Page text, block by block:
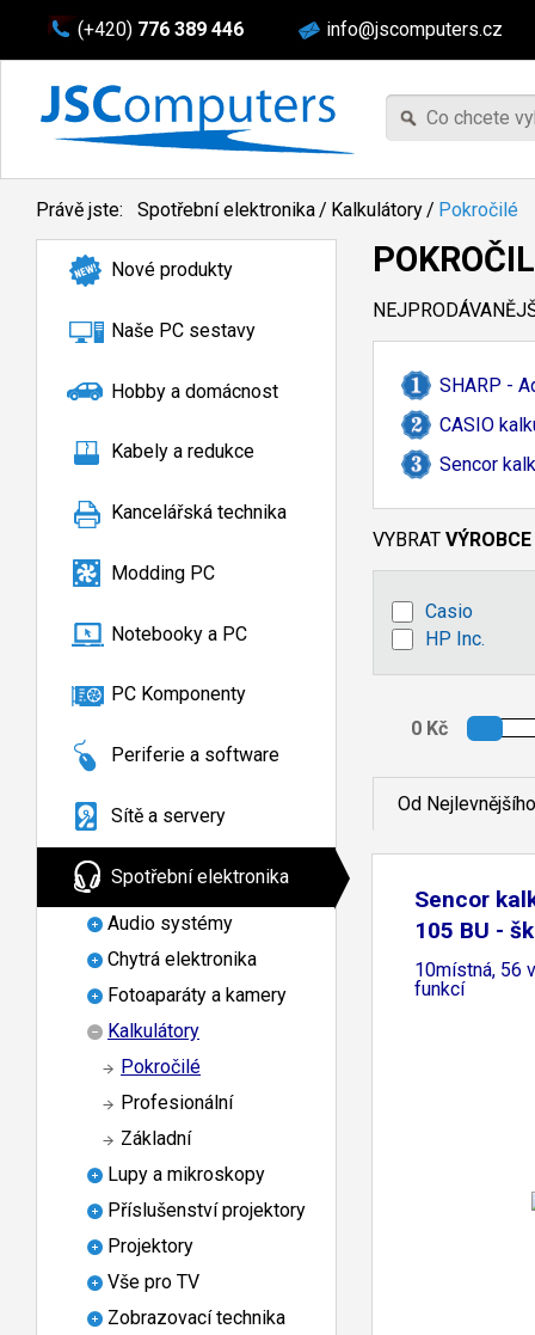
(+420) 776 389 446 info@jscomputers.cz
Právě jste: Spotřební elektronika/ Kalkulátory/ Pokročilé
Nové produkty
Naše PC sestavy
Hobby a domácnost
Kabely a redukce
Kancelářská technika
Modding PC
Notebooky a PC
PC Komponenty
Periferie a software
Sítě a servery
Spotřební elektronika
Audio systémy
Chytrá elektronika
Fotoaparáty a kamery
Kalkulátory
Pokročilé
Profesionální
Základní
Lupy a mikroskopy
Příslušenství projektory
Projektory
Vše pro TV
Zobrazovací technika
SHARP -
CASIO
Sencor
VYBRAT VÝROBCE
Casio
HP Inc.
Od Nejlevnějšího
Sencor
105 BU -
10místná, 56
funkcí